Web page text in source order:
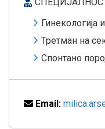
Гинекологија
Третман на
Спонтано
Email: